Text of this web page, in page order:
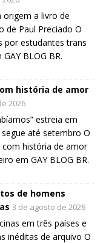
origem a livro de
de Paul Preciado O
por estudantes trans
BLOG BR.
história de amor
2026
estreia em
até setembro O
com história de amor
em GAY BLOG BR.
de homens
3 de agosto de 2026
em três países e
inéditas de arquivo O